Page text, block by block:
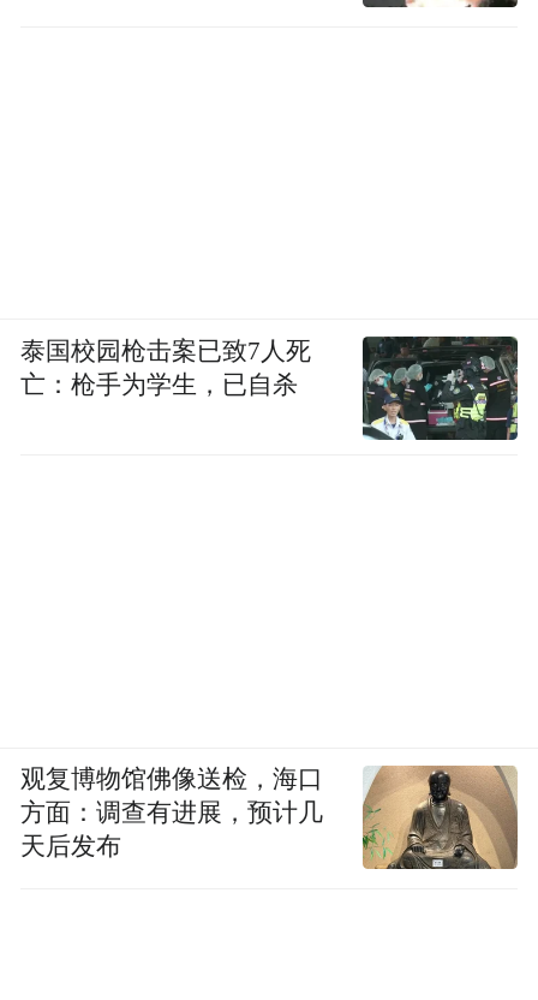
泰国校园枪击案已致7人死
亡：枪手为学生，已自杀
观复博物馆佛像送检，海口
方面：调查有进展，预计几
天后发布